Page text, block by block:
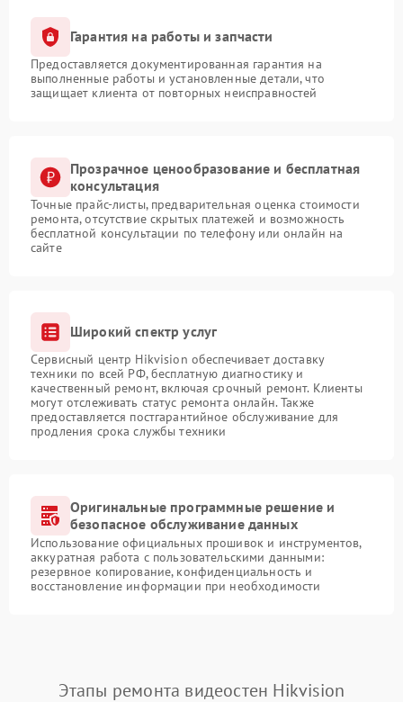
Гарантия на работы и запчасти
Предоставляется документированная гарантия на
выполненные работы и установленные детали, что
защищает клиента от повторных неисправностей
Прозрачное ценообразование и бесплатная
консультация
Точные прайс-листы, предварительная оценка стоимости
ремонта, отсутствие скрытых платежей и возможность
бесплатной консультации по телефону или онлайн на
сайте
Широкий спектр услуг
Сервисный центр Hikvision обеспечивает доставку
техники по всей РФ, бесплатную диагностику и
качественный ремонт, включая срочный ремонт. Клиенты
могут отслеживать статус ремонта онлайн. Также
предоставляется постгарантийное обслуживание для
продления срока службы техники
Оригинальные программные решение и
безопасное обслуживание данных
Использование официальных прошивок и инструментов,
аккуратная работа с пользовательскими данными:
резервное копирование, конфиденциальность и
восстановление информации при необходимости
Этапы ремонта видеостен Hikvision